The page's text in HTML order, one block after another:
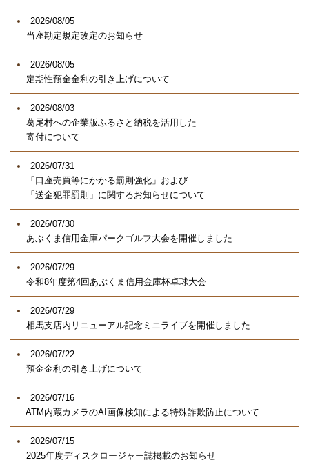
2026/08/05
当座勘定規定改定のお知らせ
2026/08/05
定期性預金金利の引き上げについて
2026/08/03
葛尾村への企業版ふるさと納税を活用した
寄付について
2026/07/31
「口座売買等にかかる罰則強化」および
「送金犯罪罰則」に関するお知らせについて
2026/07/30
あぶくま信用金庫パークゴルフ大会を開催しました
2026/07/29
令和8年度第4回あぶくま信用金庫杯卓球大会
2026/07/29
相馬支店内リニューアル記念ミニライブを開催しました
2026/07/22
預金金利の引き上げについて
2026/07/16
ATM内蔵カメラのAI画像検知による特殊詐欺防止について
2026/07/15
2025年度ディスクロージャー誌掲載のお知らせ